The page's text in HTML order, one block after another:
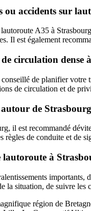
ou accidents sur
A35 à
Il est également
circulation
de planifier
de circulation et de
de
il est recommandé
de conduite et de
lautoroute à
importants,
situation, de suivre les
région de